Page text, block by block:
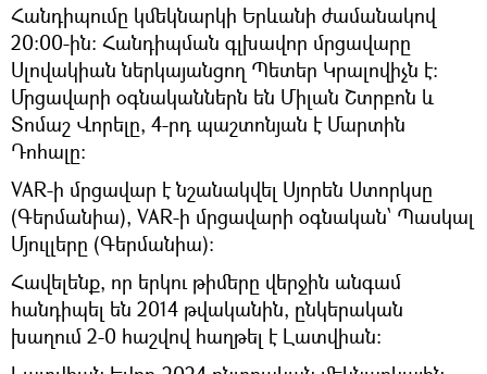
Հանդիպումը կմեկնարկի Երևանի ժամանակով
20:00-ին: Հանդիպման գլխավոր մրցավարը
Սլովակիան ներկայանցող Պետեր Կրալովիչն է:
Մրցավարի օգնականներն են Միլան Շտրբոն և
Տոմաշ Վորելը, 4-րդ պաշտոնյան է Մարտին
Դոհալը։
VAR-ի մրցավար է նշանակվել Սյորեն Ստորկսը
(Գերմանիա), VAR-ի մրցավարի օգնական՝ Պասկալ
Մյուլլերը (Գերմանիա):
Հավելենք, որ երկու թիմերը վերջին անգամ
հանդիպել են 2014 թվականին, ընկերական
խաղում 2-0 հաշվով հաղթել է Լատվիան։